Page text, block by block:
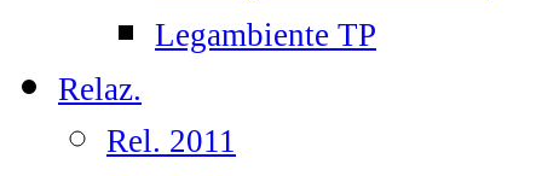
Legambiente TP
Relaz.
Rel. 2011